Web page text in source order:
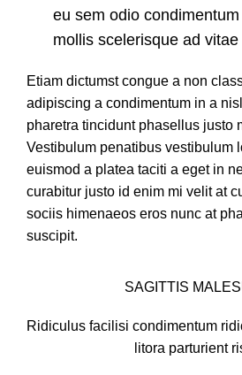
eu sem odio
mollis scelerisque ad vitae
Etiam dictumst congue a non
adipiscing a condimentum in a
pharetra tincidunt phasellus justo
Vestibulum penatibus vestibulum
euismod a platea taciti a eget in
curabitur justo id enim mi velit at
sociis himenaeos eros nunc at
suscipit.
SAGITTIS
Ridiculus facilisi condimentum
litora parturient